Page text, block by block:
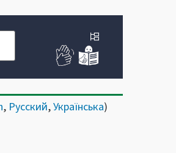
, Русский,Українська)